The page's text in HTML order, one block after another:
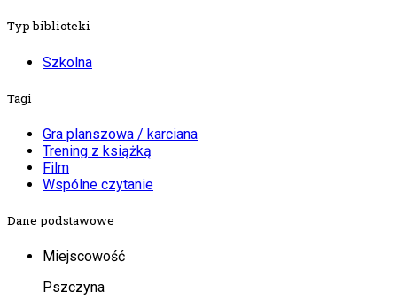
Typ biblioteki
Szkolna
Tagi
Gra planszowa / karciana
Trening z książką
Film
Wspólne czytanie
Dane podstawowe
Miejscowość
Pszczyna